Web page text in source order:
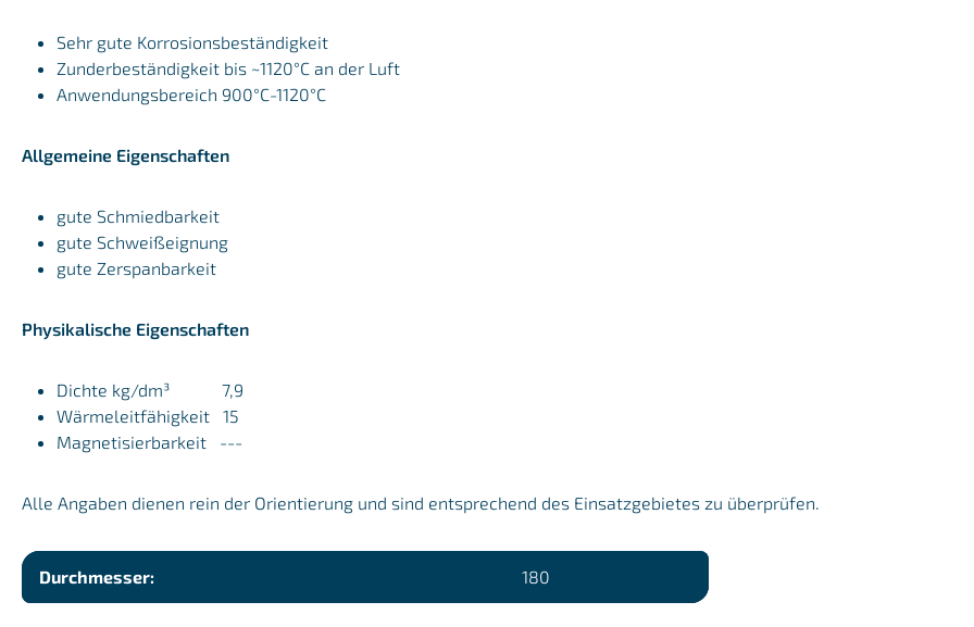
Sehr gute Korrosionsbeständigkeit
Zunderbeständigkeit bis ~1120°C an der Luft
Anwendungsbereich 900°C-1120°C
Allgemeine Eigenschaften
gute Schmiedbarkeit
gute Schweißeignung
gute Zerspanbarkeit
Physikalische Eigenschaften
Dichte kg/dm³ 7,9
Wärmeleitfähigkeit 15
Magnetisierbarkeit ---
Alle Angaben dienen rein der Orientierung und sind entsprechend des Einsatzgebietes zu überprüfen.
Durchmesser: 180